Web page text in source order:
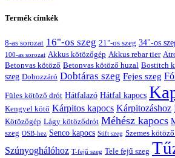
Rólunk
Termék címkék
8-as sorozat 16"-os szeg 21"-os szeg 34"-os
100-as sorozat Akkus kötözőgép Akkus rebar tier
Betonvas kötöző Betonvas kötöző huzal Bostitch
szeg Dobozzáró Dobtáras szeg Fejes szeg
Füles kötöző drót Hátfalazó Hátfal kapocs
Kengyel kötő Kárpitos kapocs Kárpitozáshoz
Kötözőgép Lágy kötöződrót Méhész kapocs
szeg OSB-hez Senco kapocs Stift szeg Szemes
Szúnyoghálóhoz T-fejű szeg Tele fejű szeg